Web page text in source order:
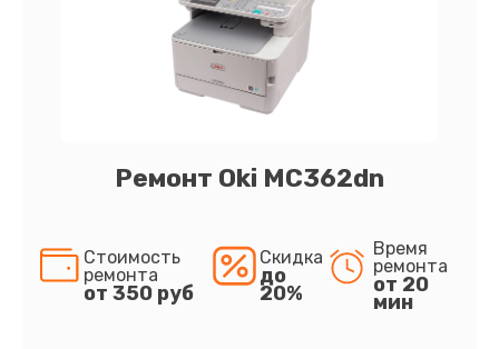
Ремонт Oki MC362dn
Стоимость
ремонта
от 350 руб
Скидка
до
20%
Время
ремонта
от 20
мин